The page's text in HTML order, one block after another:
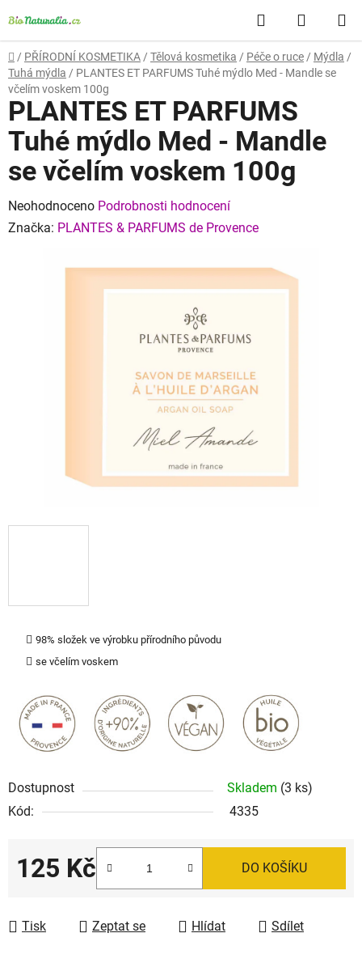
na
obsah
Hledat
KOŠÍK
Domů
/ PŘÍRODNÍ KOSMETIKA / Tělová kosmetika / Péče o ruce / Mýdla /
Tuhá mýdla / PLANTES ET PARFUMS Tuhé mýdlo Med - Mandle se
včelím voskem 100g
98% složek ve výrobku přírodního původu
se včelím voskem
Dostupnost Skladem (3 ks)
Kód:
4335
125 Kč DO KOŠÍKU
Tisk Zeptat se Hlídat Sdílet
PLANTES ET PARFUMS
Tuhé mýdlo Med - Mandle
se včelím voskem 100g
Průměrné
hodnocení
Neohodnoceno Podrobnosti hodnocení
Značka: PLANTES & PARFUMS de Provence